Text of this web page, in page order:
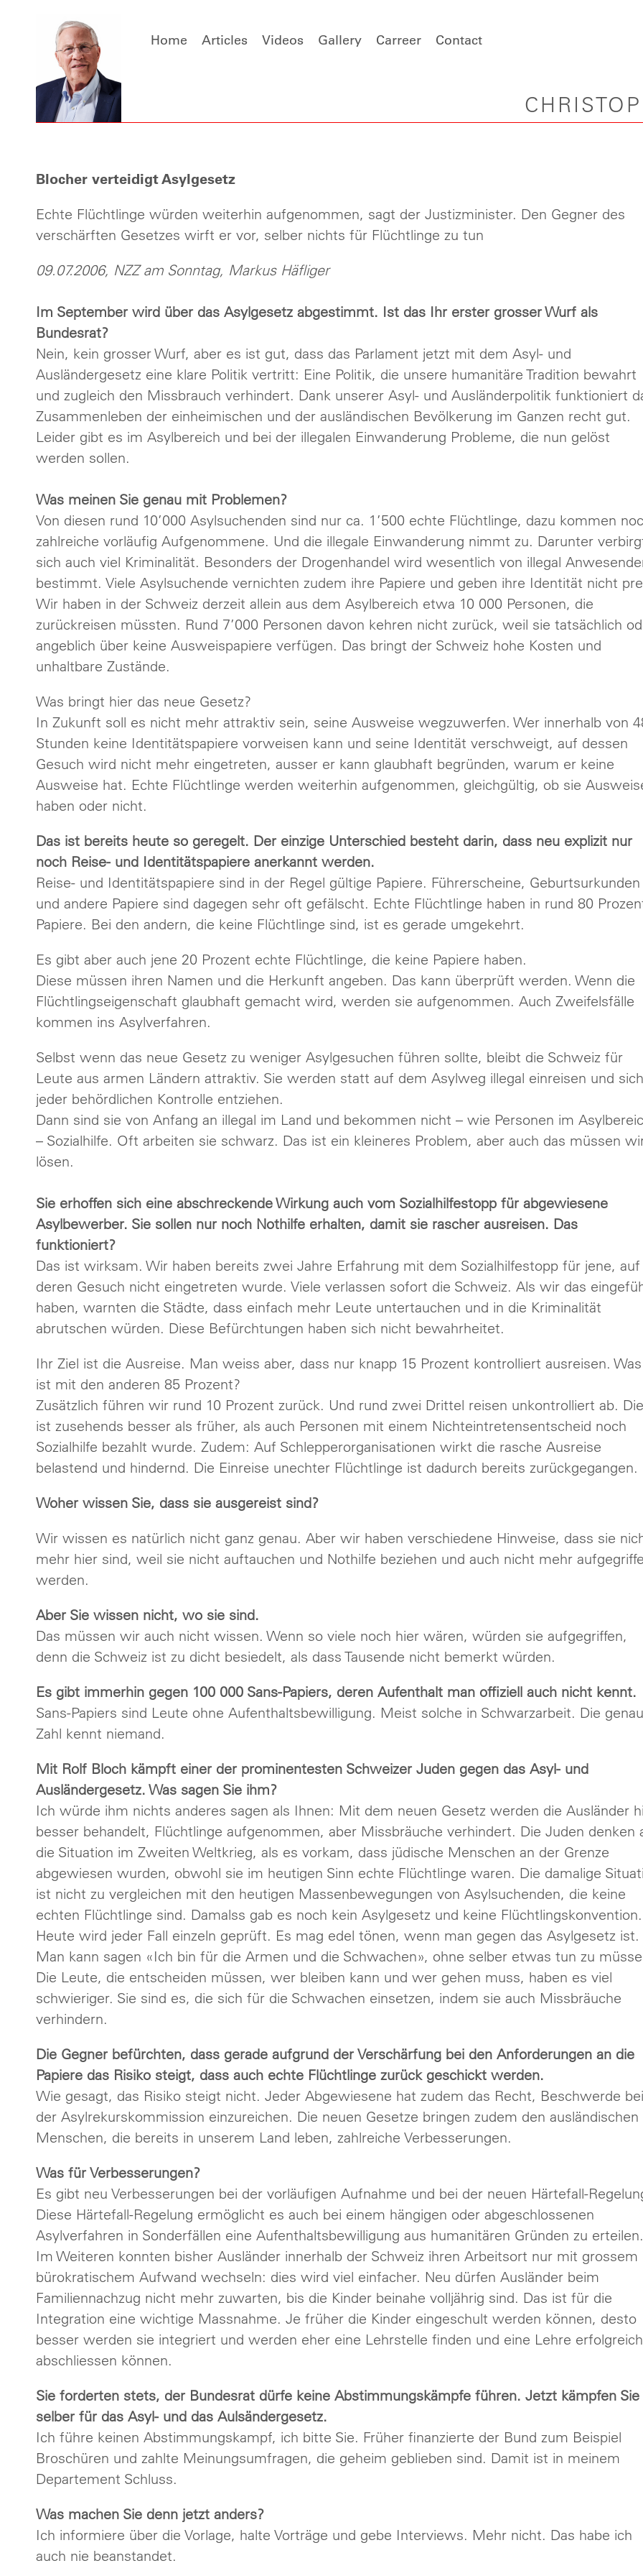
Home Articles Videos Gallery Carreer Contact
Blocher verteidigt Asylgesetz
Echte Flüchtlinge würden weiterhin aufgenommen, sagt der Justizminister. Den Gegner des
verschärften Gesetzes wirft er vor, selber nichts für Flüchtlinge zu tun
09.07.2006, NZZ am Sonntag, Markus Häfliger
Im September wird über das Asylgesetz abgestimmt. Ist das Ihr erster grosser Wurf als
Bundesrat?
Nein, kein grosser Wurf, aber es ist gut, dass das Parlament jetzt mit dem Asyl- und
Ausländergesetz eine klare Politik vertritt: Eine Politik, die unsere humanitäre Tradition bewahrt
und zugleich den Missbrauch verhindert. Dank unserer Asyl- und Ausländerpolitik funktioniert
Zusammenleben der einheimischen und der ausländischen Bevölkerung im Ganzen recht gut.
Leider gibt es im Asylbereich und bei der illegalen Einwanderung Probleme, die nun gelöst
werden sollen.
Was meinen Sie genau mit Problemen?
Von diesen rund 10’000 Asylsuchenden sind nur ca. 1’500 echte Flüchtlinge, dazu kommen
zahlreiche vorläufig Aufgenommene. Und die illegale Einwanderung nimmt zu. Darunter
sich auch viel Kriminalität. Besonders der Drogenhandel wird wesentlich von illegal
bestimmt. Viele Asylsuchende vernichten zudem ihre Papiere und geben ihre Identität nicht
Wir haben in der Schweiz derzeit allein aus dem Asylbereich etwa 10 000 Personen, die
zurückreisen müssten. Rund 7’000 Personen davon kehren nicht zurück, weil sie tatsächlich
angeblich über keine Ausweispapiere verfügen. Das bringt der Schweiz hohe Kosten und
unhaltbare Zustände.
Was bringt hier das neue Gesetz?
In Zukunft soll es nicht mehr attraktiv sein, seine Ausweise wegzuwerfen. Wer innerhalb von
Stunden keine Identitätspapiere vorweisen kann und seine Identität verschweigt, auf dessen
Gesuch wird nicht mehr eingetreten, ausser er kann glaubhaft begründen, warum er keine
Ausweise hat. Echte Flüchtlinge werden weiterhin aufgenommen, gleichgültig, ob sie
haben oder nicht.
Das ist bereits heute so geregelt. Der einzige Unterschied besteht darin, dass neu explizit nur
noch Reise- und Identitätspapiere anerkannt werden.
Reise- und Identitätspapiere sind in der Regel gültige Papiere. Führerscheine, Geburtsurkunden
und andere Papiere sind dagegen sehr oft gefälscht. Echte Flüchtlinge haben in rund 80
Papiere. Bei den andern, die keine Flüchtlinge sind, ist es gerade umgekehrt.
Es gibt aber auch jene 20 Prozent echte Flüchtlinge, die keine Papiere haben.
Diese müssen ihren Namen und die Herkunft angeben. Das kann überprüft werden. Wenn die
Flüchtlingseigenschaft glaubhaft gemacht wird, werden sie aufgenommen. Auch Zweifelsfälle
kommen ins Asylverfahren.
Selbst wenn das neue Gesetz zu weniger Asylgesuchen führen sollte, bleibt die Schweiz für
Leute aus armen Ländern attraktiv. Sie werden statt auf dem Asylweg illegal einreisen und sich
jeder behördlichen Kontrolle entziehen.
Dann sind sie von Anfang an illegal im Land und bekommen nicht – wie Personen im
– Sozialhilfe. Oft arbeiten sie schwarz. Das ist ein kleineres Problem, aber auch das müssen
lösen.
Sie erhoffen sich eine abschreckende Wirkung auch vom Sozialhilfestopp für abgewiesene
Asylbewerber. Sie sollen nur noch Nothilfe erhalten, damit sie rascher ausreisen. Das
funktioniert?
Das ist wirksam. Wir haben bereits zwei Jahre Erfahrung mit dem Sozialhilfestopp für jene, auf
deren Gesuch nicht eingetreten wurde. Viele verlassen sofort die Schweiz. Als wir das
haben, warnten die Städte, dass einfach mehr Leute untertauchen und in die Kriminalität
abrutschen würden. Diese Befürchtungen haben sich nicht bewahrheitet.
Ihr Ziel ist die Ausreise. Man weiss aber, dass nur knapp 15 Prozent kontrolliert ausreisen. Was
ist mit den anderen 85 Prozent?
Zusätzlich führen wir rund 10 Prozent zurück. Und rund zwei Drittel reisen unkontrolliert ab.
ist zusehends besser als früher, als auch Personen mit einem Nichteintretensentscheid noch
Sozialhilfe bezahlt wurde. Zudem: Auf Schlepperorganisationen wirkt die rasche Ausreise
belastend und hindernd. Die Einreise unechter Flüchtlinge ist dadurch bereits zurückgegangen.
Woher wissen Sie, dass sie ausgereist sind?
Wir wissen es natürlich nicht ganz genau. Aber wir haben verschiedene Hinweise, dass sie
mehr hier sind, weil sie nicht auftauchen und Nothilfe beziehen und auch nicht mehr
werden.
Aber Sie wissen nicht, wo sie sind.
Das müssen wir auch nicht wissen. Wenn so viele noch hier wären, würden sie aufgegriffen,
denn die Schweiz ist zu dicht besiedelt, als dass Tausende nicht bemerkt würden.
Es gibt immerhin gegen 100 000 Sans-Papiers, deren Aufenthalt man offiziell auch nicht kennt.
Sans-Papiers sind Leute ohne Aufenthaltsbewilligung. Meist solche in Schwarzarbeit. Die
Zahl kennt niemand.
Mit Rolf Bloch kämpft einer der prominentesten Schweizer Juden gegen das Asyl- und
Ausländergesetz. Was sagen Sie ihm?
Ich würde ihm nichts anderes sagen als Ihnen: Mit dem neuen Gesetz werden die Ausländer
besser behandelt, Flüchtlinge aufgenommen, aber Missbräuche verhindert. Die Juden denken
die Situation im Zweiten Weltkrieg, als es vorkam, dass jüdische Menschen an der Grenze
abgewiesen wurden, obwohl sie im heutigen Sinn echte Flüchtlinge waren. Die damalige
ist nicht zu vergleichen mit den heutigen Massenbewegungen von Asylsuchenden, die keine
echten Flüchtlinge sind. Damalss gab es noch kein Asylgesetz und keine Flüchtlingskonvention.
Heute wird jeder Fall einzeln geprüft. Es mag edel tönen, wenn man gegen das Asylgesetz ist.
Man kann sagen «Ich bin für die Armen und die Schwachen», ohne selber etwas tun zu
Die Leute, die entscheiden müssen, wer bleiben kann und wer gehen muss, haben es viel
schwieriger. Sie sind es, die sich für die Schwachen einsetzen, indem sie auch Missbräuche
verhindern.
Die Gegner befürchten, dass gerade aufgrund der Verschärfung bei den Anforderungen an die
Papiere das Risiko steigt, dass auch echte Flüchtlinge zurück geschickt werden.
Wie gesagt, das Risiko steigt nicht. Jeder Abgewiesene hat zudem das Recht, Beschwerde bei
der Asylrekurskommission einzureichen. Die neuen Gesetze bringen zudem den ausländischen
Menschen, die bereits in unserem Land leben, zahlreiche Verbesserungen.
Was für Verbesserungen?
Es gibt neu Verbesserungen bei der vorläufigen Aufnahme und bei der neuen Härtefall-
Diese Härtefall-Regelung ermöglicht es auch bei einem hängigen oder abgeschlossenen
Asylverfahren in Sonderfällen eine Aufenthaltsbewilligung aus humanitären Gründen zu erteilen.
Im Weiteren konnten bisher Ausländer innerhalb der Schweiz ihren Arbeitsort nur mit grossem
bürokratischem Aufwand wechseln: dies wird viel einfacher. Neu dürfen Ausländer beim
Familiennachzug nicht mehr zuwarten, bis die Kinder beinahe volljährig sind. Das ist für die
Integration eine wichtige Massnahme. Je früher die Kinder eingeschult werden können, desto
besser werden sie integriert und werden eher eine Lehrstelle finden und eine Lehre erfolgreich
abschliessen können.
Sie forderten stets, der Bundesrat dürfe keine Abstimmungskämpfe führen. Jetzt kämpfen Sie
selber für das Asyl- und das Aulsändergesetz.
Ich führe keinen Abstimmungskampf, ich bitte Sie. Früher finanzierte der Bund zum Beispiel
Broschüren und zahlte Meinungsumfragen, die geheim geblieben sind. Damit ist in meinem
Departement Schluss.
Was machen Sie denn jetzt anders?
Ich informiere über die Vorlage, halte Vorträge und gebe Interviews. Mehr nicht. Das habe ich
auch nie beanstandet.